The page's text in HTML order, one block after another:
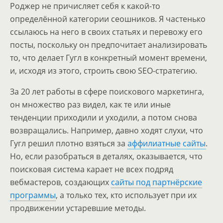
Роджер не причисляет себя к какой-то
определённой категории сеошников. Я частенько
ссылаюсь на него в своих статьях и перевожу его
посты, поскольку он предпочитает анализировать
то, что делает Гугл в конкретный момент времени,
и, исходя из этого, строить свою SEO-стратегию.
За 20 лет работы в сфере поискового маркетинга,
он множество раз видел, как те или иные
тенденции приходили и уходили, а потом снова
возвращались. Например, давно ходят слухи, что
Гугл решил плотно взяться за аффилиатные сайты.
Но, если разобраться в деталях, оказывается, что
поисковая система карает не всех подряд
вебмастеров, создающих сайты под партнёрские
программы, а только тех, кто использует при их
продвижении устаревшие методы.